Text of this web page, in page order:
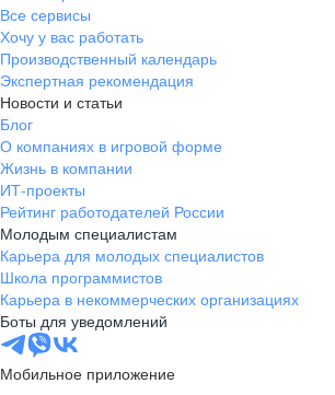
Все сервисы
Хочу у вас работать
Производственный календарь
Экспертная рекомендация
Новости и статьи
Блог
О компаниях в игровой форме
Жизнь в компании
ИТ-проекты
Рейтинг работодателей России
Молодым специалистам
Карьера для молодых специалистов
Школа программистов
Карьера в некоммерческих организациях
Боты для уведомлений
Мобильное приложение